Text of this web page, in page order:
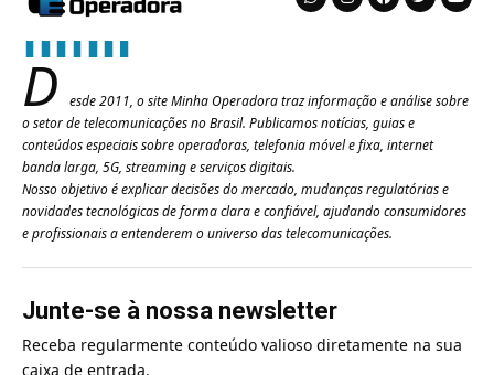
D
esde 2011, o site Minha Operadora traz informação e análise sobre
o setor de telecomunicações no Brasil. Publicamos notícias, guias e
conteúdos especiais sobre operadoras, telefonia móvel e fixa, internet
banda larga, 5G, streaming e serviços digitais.
Nosso objetivo é explicar decisões do mercado, mudanças regulatórias e
novidades tecnológicas de forma clara e confiável, ajudando consumidores
e profissionais a entenderem o universo das telecomunicações.
Junte-se à nossa newsletter
Receba regularmente conteúdo valioso diretamente na sua
caixa de entrada.